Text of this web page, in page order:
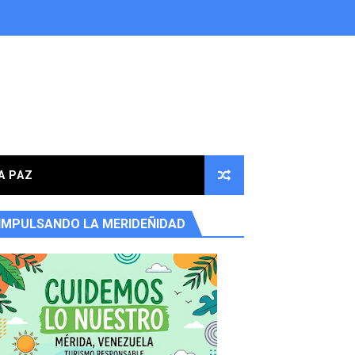
en la parroquia Osuna Rodríguez
PAZ
IMPULSANDO LA MERIDEÑIDAD